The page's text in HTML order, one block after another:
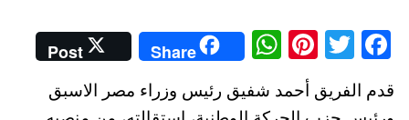
Fa
ce
bo
T
wi
tte
Pi
er
W
ha
ts
Share
Post
قدم الفريق أحمد شفيق رئيس وزراء مصر الاسبق